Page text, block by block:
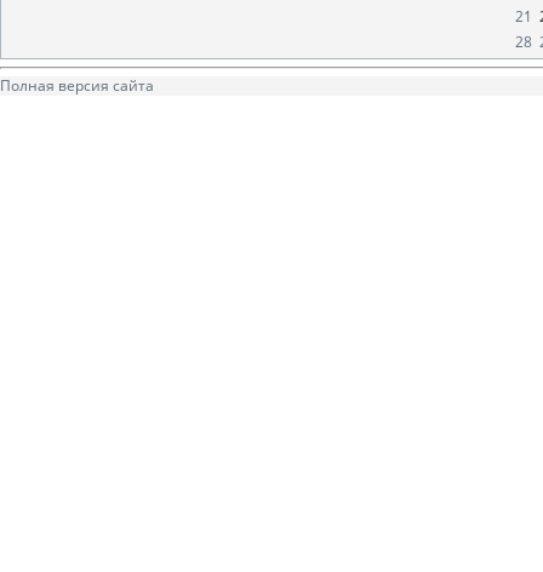
21
28
Полная версия сайта